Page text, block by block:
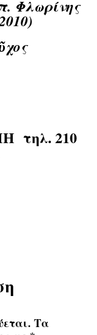
Φλωρίνης
τηλ. 210
Τα